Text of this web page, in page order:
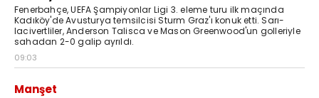
Fenerbahçe, UEFA Şampiyonlar Ligi 3. eleme turu ilk maçında
Kadıköy'de Avusturya temsilcisi Sturm Graz'ı konuk etti. Sarı-
lacivertliler, Anderson Talisca ve Mason Greenwood'un golleriyle
sahadan 2-0 galip ayrıldı.
09:03
Manşet